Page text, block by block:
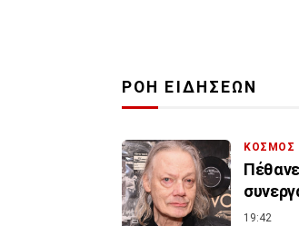
ΡΟΗ ΕΙΔΗΣΕΩΝ
ΚΟΣΜΟΣ
19:42